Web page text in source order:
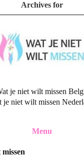
Archives for
je niet wilt missen
je niet wilt missen
Menu